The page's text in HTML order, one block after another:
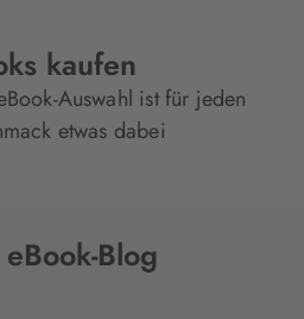
kaufen
Auswahl ist für jeden
etwas dabei
Blog